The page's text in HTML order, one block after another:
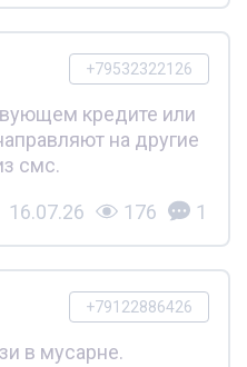
+79532322126
кредите или
на другие
смс.
16.07.26 176 1
+79122886426
в мусарне.